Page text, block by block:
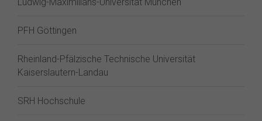
PFH Göttingen
Rheinland-Pfälzische Technische Universität
Kaiserslautern-Landau
SRH Hochschule